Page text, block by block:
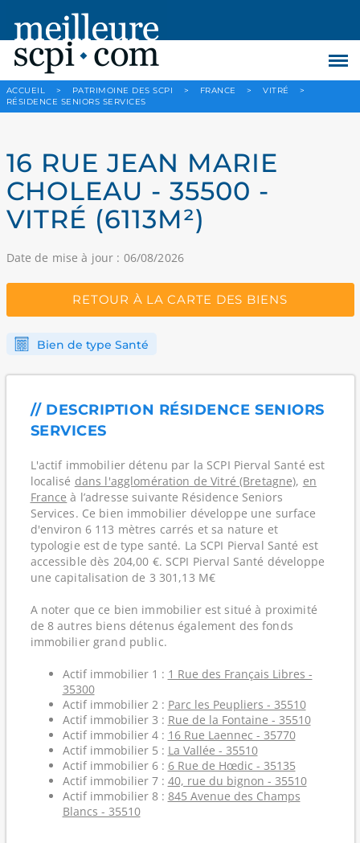
ACCUEIL > PATRIMOINE DES SCPI > FRANCE > VITRÉ
>
RÉSIDENCE SENIORS SERVICES
16 RUE JEAN MARIE
CHOLEAU - 35500 -
VITRÉ (6113M²)
Date de mise à jour : 06/08/2026
RETOUR À LA CARTE DES BIENS
Bien de type Santé
// DESCRIPTION RÉSIDENCE SENIORS
SERVICES
L'actif immobilier détenu par la SCPI Pierval Santé est
localisé dans l'agglomération de Vitré (Bretagne), en
France à l’adresse suivante Résidence Seniors
Services. Ce bien immobilier développe une surface
d'environ 6 113 mètres carrés et sa nature et
typologie est de type santé. La SCPI Pierval Santé est
accessible dès 204,00 €. SCPI Pierval Santé développe
une capitalisation de 3 301,13 M€
A noter que ce bien immobilier est situé à proximité
de 8 autres biens détenus également des fonds
immobilier grand public.
Actif immobilier 1 : 1 Rue des Français Libres -
35300
Actif immobilier 2 : Parc les Peupliers - 35510
Actif immobilier 3 : Rue de la Fontaine - 35510
Actif immobilier 4 : 16 Rue Laennec - 35770
Actif immobilier 5 : La Vallée - 35510
Actif immobilier 6 : 6 Rue de Hœdic - 35135
Actif immobilier 7 : 40, rue du bignon - 35510
Actif immobilier 8 : 845 Avenue des Champs
Blancs - 35510